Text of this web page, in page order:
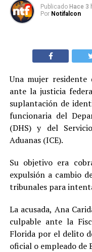
Publicado Hace 3
Por Notifalcon
Una mujer residente
ante la justicia
suplantación de
funcionaria del
(DHS) y del
Aduanas (ICE).
Su objetivo era
expulsión a cambio
tribunales para
La acusada, Ana
culpable ante la
Florida por el delito
oficial o empleado de